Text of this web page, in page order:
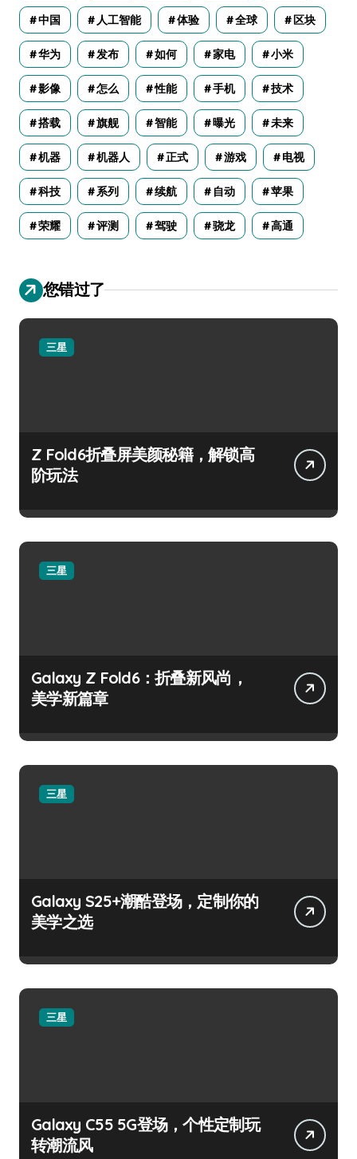
中国 人工智能 体验 全球 区块
华为 发布 如何 家电 小米
影像 怎么 性能 手机 技术
搭载 旗舰 智能 曝光 未来
机器 机器人 正式 游戏 电视
科技 系列 续航 自动 苹果
荣耀 评测 驾驶 骁龙 高通
您错过了
三星
Z Fold6折叠屏美颜秘籍，解锁高
阶玩法
三星
Galaxy Z Fold6：折叠新风尚，
美学新篇章
三星
Galaxy S25+潮酷登场，定制你的
美学之选
三星
Galaxy C55 5G登场，个性定制玩
转潮流风